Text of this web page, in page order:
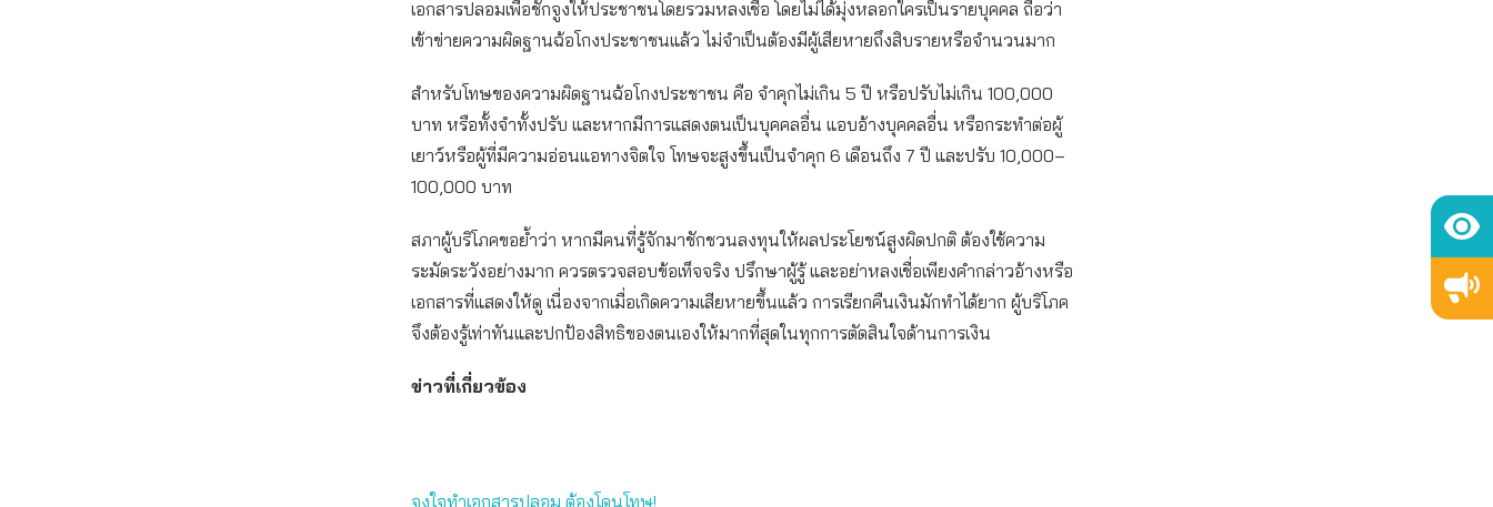
เอกสารปลอมเพื่อชักจูงให้ประชาชนโดยรวมหลงเชื่อ โดยไม่ได้มุ่งหลอกใครเป็นรายบุคคล ถือว่า
เข้าข่ายความผิดฐานฉ้อโกงประชาชนแล้ว ไม่จำเป็นต้องมีผู้เสียหายถึงสิบรายหรือจำนวนมาก
สำหรับโทษของความผิดฐานฉ้อโกงประชาชน คือ จำคุกไม่เกิน 5 ปี หรือปรับไม่เกิน 100,000
บาท หรือทั้งจำทั้งปรับ และหากมีการแสดงตนเป็นบุคคลอื่น แอบอ้างบุคคลอื่น หรือกระทำต่อผู้
เยาว์หรือผู้ที่มีความอ่อนแอทางจิตใจ โทษจะสูงขึ้นเป็นจำคุก 6 เดือนถึง 7 ปี และปรับ 10,000–
100,000 บาท
สภาผู้บริโภคขอย้ำว่า หากมีคนที่รู้จักมาชักชวนลงทุนให้ผลประโยชน์สูงผิดปกติ ต้องใช้ความ
ระมัดระวังอย่างมาก ควรตรวจสอบข้อเท็จจริง ปรึกษาผู้รู้ และอย่าหลงเชื่อเพียงคำกล่าวอ้างหรือ
เอกสารที่แสดงให้ดู เนื่องจากเมื่อเกิดความเสียหายขึ้นแล้ว การเรียกคืนเงินมักทำได้ยาก ผู้บริโภค
จึงต้องรู้เท่าทันและปกป้องสิทธิของตนเองให้มากที่สุดในทุกการตัดสินใจด้านการเงิน
ข่าวที่เกี่ยวข้อง
จงใจทำเอกสารปลอม ต้องโดนโทษ!